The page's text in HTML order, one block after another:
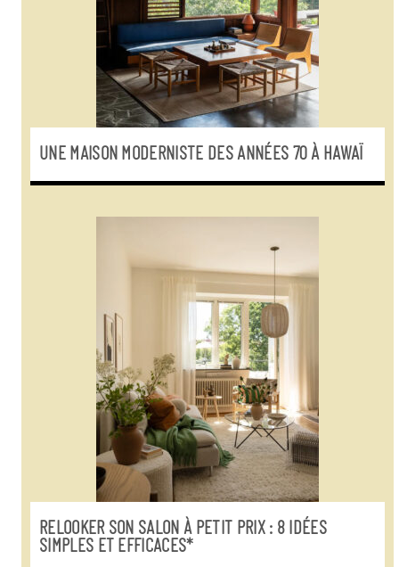
UNE MAISON MODERNISTE DES ANNÉES 70 À HAWAÏ
RELOOKER SON SALON À PETIT PRIX : 8 IDÉES
SIMPLES ET EFFICACES*